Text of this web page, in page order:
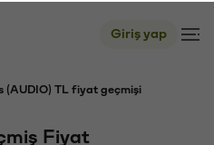
Giriş yap
(AUDIO) TL fiyat geçmişi
Fiyat